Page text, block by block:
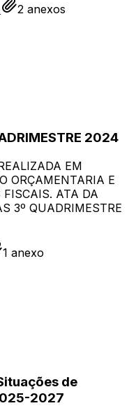
2 anexos
2024
EM
ORÇAMENTARIA E
ATA DA
3º QUADRIMESTRE
1 anexo
de
2027